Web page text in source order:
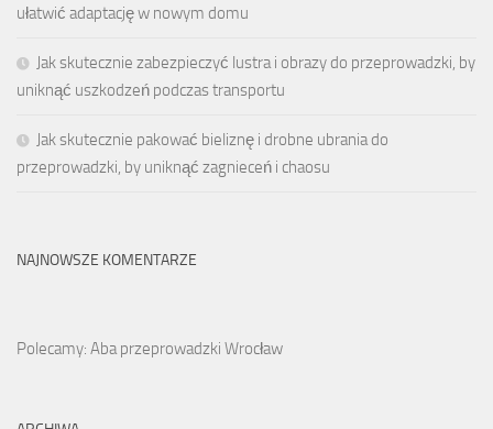
ułatwić adaptację w nowym domu
Jak skutecznie zabezpieczyć lustra i obrazy do przeprowadzki, by
uniknąć uszkodzeń podczas transportu
Jak skutecznie pakować bieliznę i drobne ubrania do
przeprowadzki, by uniknąć zagnieceń i chaosu
NAJNOWSZE KOMENTARZE
Polecamy: Aba przeprowadzki Wrocław